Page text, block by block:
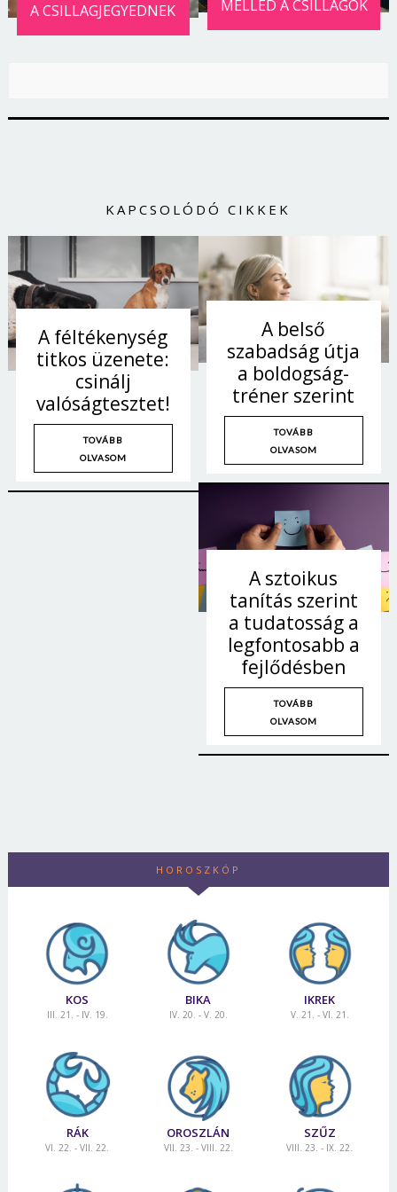
A CSILLAGJEGYEDNEK
MELLÉD A CSILLAGOK
KAPCSOLÓDÓ CIKKEK
A féltékenység
titkos üzenete:
csinálj
valóságtesztet!
TOVÁBB
OLVASOM
A belső
szabadság útja
a boldogság-
tréner szerint
TOVÁBB
OLVASOM
A sztoikus
tanítás szerint
a tudatosság a
legfontosabb a
fejlődésben
TOVÁBB
OLVASOM
HOROSZKÓP
KOS
III. 21. - IV. 19.
BIKA
IV. 20. - V. 20.
IKREK
V. 21. - VI. 21.
RÁK
VI. 22. - VII. 22.
OROSZLÁN
VII. 23. - VIII. 22.
SZŰZ
VIII. 23. - IX. 22.